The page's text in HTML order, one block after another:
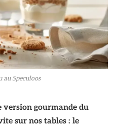
au Speculoos
version gourmande du
sur nos tables : le